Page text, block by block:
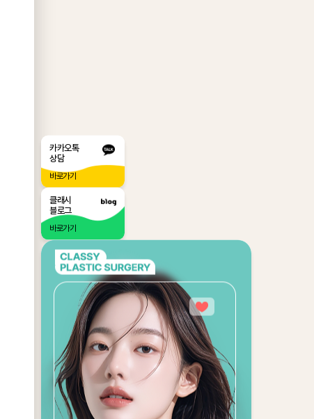
카카오톡
상담
바로가기
클래시
블로그
바로가기